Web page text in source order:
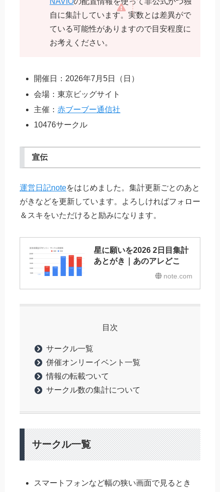
自に集計しています。実数とは差異がで
ている可能性がありますので目安程度に
お考えください。
開催日：2026年7月5日（日）
会場：東京ビッグサイト
主催：赤ブーブー通信社
10476サークル
宣伝
運営日記noteをはじめました。集計更新ごとのあと
がきなどを更新しています。よろしければフォロー
＆スキをいただけると励みになります。
星に願いを2026 2日目集計
あとがき｜あのアレどこ
note.com
目次
サークル一覧
併催オンリーイベント一覧
情報の転載ついて
サークル数の集計について
サークル一覧
スマートフォンなど幅の狭い画面で見るとき